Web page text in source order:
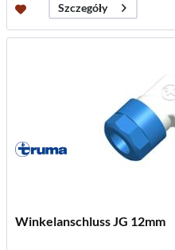
Szczegóły
Winkelanschluss JG 12mm